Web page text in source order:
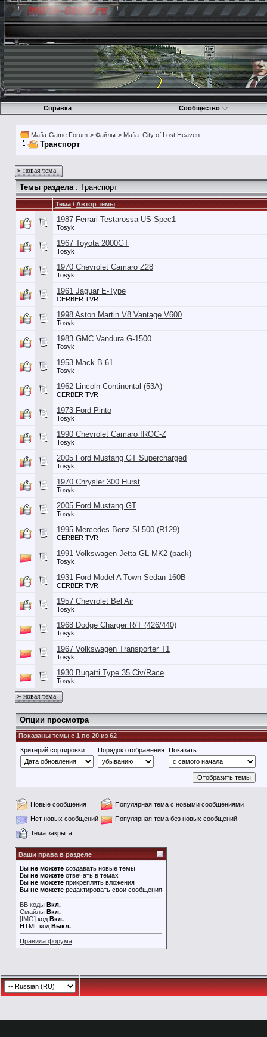
Справка Сообщество
Mafia-Game Forum > Файлы > Mafia: City of Lost Heaven
Транспорт
новая тема
Темы раздела: Транспорт
Тема/Автор темы
1987 Ferrari Testarossa US-Spec1
Tosyk
1967 Toyota 2000GT
Tosyk
1970 Chevrolet Camaro Z28
Tosyk
1961 Jaguar E-Type
CERBER TVR
1998 Aston Martin V8 Vantage V600
Tosyk
1983 GMC Vandura G-1500
Tosyk
1953 Mack B-61
Tosyk
1962 Lincoln Continental (53А)
CERBER TVR
1973 Ford Pinto
Tosyk
1990 Chevrolet Camaro IROC-Z
Tosyk
2005 Ford Mustang GT Supercharged
Tosyk
1970 Chrysler 300 Hurst
Tosyk
2005 Ford Mustang GT
Tosyk
1995 Mercedes-Benz SL500 (R129)
CERBER TVR
1991 Volkswagen Jetta GL MK2 (pack)
Tosyk
1931 Ford Model A Town Sedan 160B
CERBER TVR
1957 Chevrolet Bel Air
Tosyk
1968 Dodge Charger R/T (426/440)
Tosyk
1967 Volkswagen Transporter T1
Tosyk
1930 Bugatti Type 35 Civ/Race
Tosyk
новая тема
Опции просмотра
Показаны темы с 1 по 20 из 62
Критерий сортировки
Порядок отображения Показать
Новые сообщения
Популярная тема с новыми сообщениями
Нет новых сообщений
Популярная тема без новых сообщений
Тема закрыта
Ваши права в разделе
Вы не можете создавать новые темы
Вы не можете отвечать в темах
Вы не можете прикреплять вложения
Вы не можете редактировать свои сообщения
BB коды Вкл.
Смайлы Вкл.
[IMG] код Вкл.
HTML код Выкл.
Правила форума